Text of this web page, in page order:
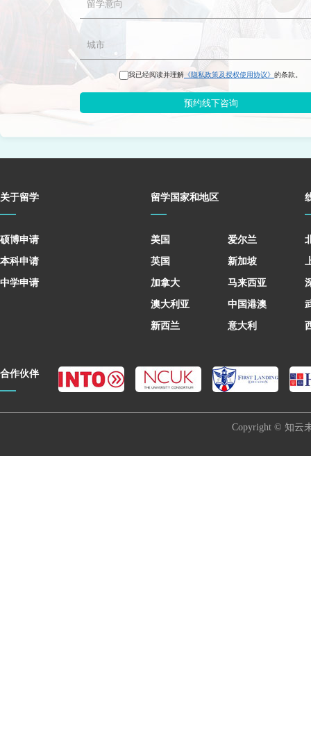
我已经阅读并理解 《隐私政策及授权使用协议》 的条款。
预约线下咨询
关于留学
硕博申请
本科申请
中学申请
留学国家和地区
美国
英国
加拿大
澳大利亚
新西兰
爱尔兰
新加坡
马来西亚
中国港澳
意大利
合作伙伴
Copyright © 知云